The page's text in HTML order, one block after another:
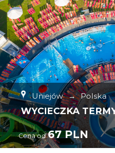
Uniejów → Polska
WYCIECZKA
Cena od 67 PLN